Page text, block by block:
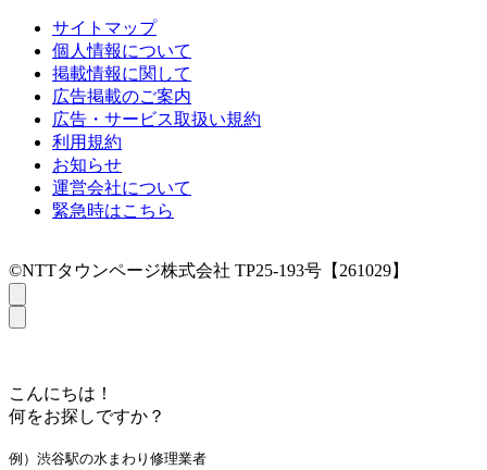
サイトマップ
個人情報について
掲載情報に関して
広告掲載のご案内
広告・サービス取扱い規約
利用規約
お知らせ
運営会社について
緊急時はこちら
©NTTタウンページ株式会社 TP25-193号【261029】
こんにちは！
何をお探しですか？
例）渋谷駅の水まわり修理業者